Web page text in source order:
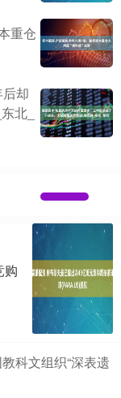
重仓
却
北_
购
科文组织“深表遗